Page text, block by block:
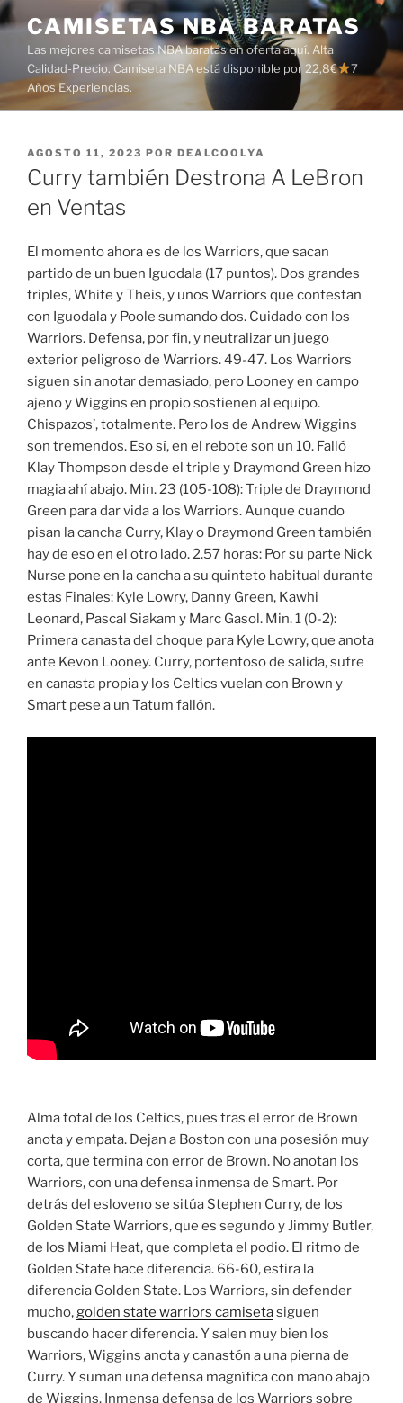
Saltar
al
contenido
CAMISETAS NBA BARATAS
Las mejores camisetas NBA baratas en oferta aquí. Alta
Calidad-Precio. Camiseta NBA está disponible por 22,8€
7
Años Experiencias.
PUBLICADO
EL
AGOSTO 11, 2023 POR DEALCOOLYA
Curry también Destrona A LeBron
en Ventas
El momento ahora es de los Warriors, que sacan
partido de un buen Iguodala (17 puntos). Dos grandes
triples, White y Theis, y unos Warriors que contestan
con Iguodala y Poole sumando dos. Cuidado con los
Warriors. Defensa, por fin, y neutralizar un juego
exterior peligroso de Warriors. 49-47. Los Warriors
siguen sin anotar demasiado, pero Looney en campo
ajeno y Wiggins en propio sostienen al equipo.
Chispazos’, totalmente. Pero los de Andrew Wiggins
son tremendos. Eso sí, en el rebote son un 10. Falló
Klay Thompson desde el triple y Draymond Green hizo
magia ahí abajo. Min. 23 (105-108): Triple de Draymond
Green para dar vida a los Warriors. Aunque cuando
pisan la cancha Curry, Klay o Draymond Green también
hay de eso en el otro lado. 2.57 horas: Por su parte Nick
Nurse pone en la cancha a su quinteto habitual durante
estas Finales: Kyle Lowry, Danny Green, Kawhi
Leonard, Pascal Siakam y Marc Gasol. Min. 1 (0-2):
Primera canasta del choque para Kyle Lowry, que anota
ante Kevon Looney. Curry, portentoso de salida, sufre
en canasta propia y los Celtics vuelan con Brown y
Smart pese a un Tatum fallón.
Alma total de los Celtics, pues tras el error de Brown
anota y empata. Dejan a Boston con una posesión muy
corta, que termina con error de Brown. No anotan los
Warriors, con una defensa inmensa de Smart. Por
detrás del esloveno se sitúa Stephen Curry, de los
Golden State Warriors, que es segundo y Jimmy Butler,
de los Miami Heat, que completa el podio. El ritmo de
Golden State hace diferencia. 66-60, estira la
diferencia Golden State. Los Warriors, sin defender
mucho,golden state warriors camisetasiguen
buscando hacer diferencia. Y salen muy bien los
Warriors, Wiggins anota y canastón a una pierna de
Curry. Y suman una defensa magnífica con mano abajo
de Wiggins. Inmensa defensa de los Warriors sobre